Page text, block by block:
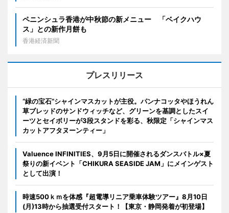
ペニンシュラ香港が中秋節の新メニュー 「ベイクハウ
ス」との新作月餅も
香港経済新聞
プレスリリース
“緑の宝石”シャインマスカットが主役。パンナコッタやほうれん
草ブレッドのサンドウィッチなど、グリーンを基調としたスイ
ーツとセイボリーが3段スタンドを彩る、秋限定「シャインマス
カットアフタヌーンティー」
Valuence INFINITIES、9月5日に開催されるダンスバトル×夏
祭りの新イベント「CHIKURA SEASIDE JAM」にメインゲスト
として出演！
時速500ｋｍを体感『超電導リニア乗車体験ツアー』8月10日
(月)13時から抽選受付スタート！【東京・静岡発着が初登場】